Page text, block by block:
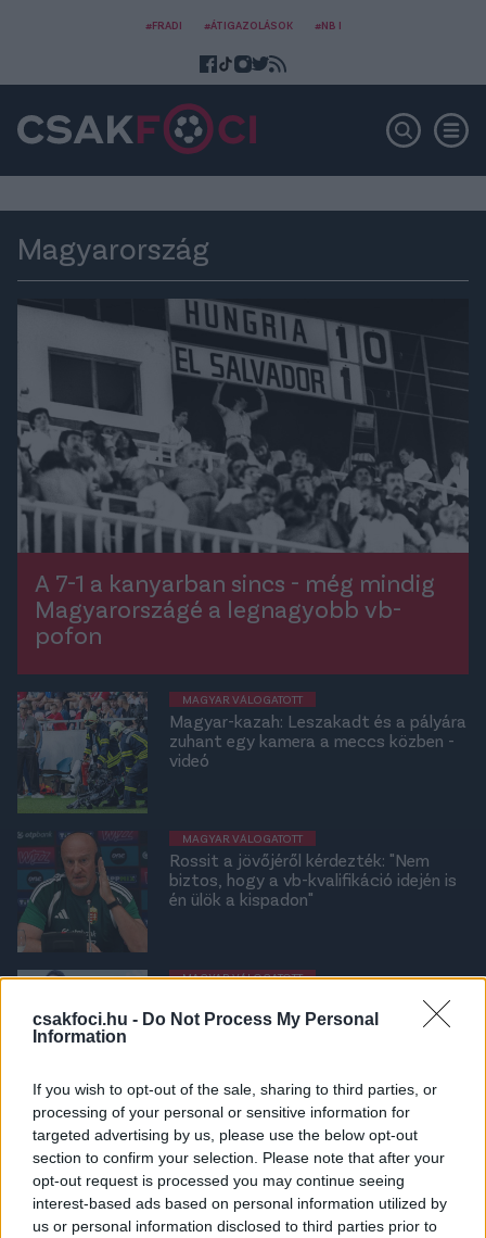
csakfoci.hu - Do Not Process My Personal
Information
If you wish to opt-out of the sale, sharing to third parties, or
processing of your personal or sensitive information for
targeted advertising by us, please use the below opt-out
section to confirm your selection. Please note that after your
opt-out request is processed you may continue seeing
interest-based ads based on personal information utilized by
us or personal information disclosed to third parties prior to
#FRADI #ÁTIGAZOLÁSOK #NB I
Magyarország
A 7-1 a kanyarban sincs - még mindig
Magyarországé a legnagyobb vb-
pofon
MAGYAR VÁLOGATOTT
Magyar-kazah: Leszakadt és a pályára
zuhant egy kamera a meccs közben -
videó
MAGYAR VÁLOGATOTT
Rossit a jövőjéről kérdezték: "Nem
biztos, hogy a vb-kvalifikáció idején is
én ülök a kispadon"
MAGYAR VÁLOGATOTT
Magyar válogatott: 125 forintért bárki
találkozhat Szoboszlaiékkal
MAGYAR VÁLOGATOTT
Rossi: Dibusz nem végleg került ki a
keretből, van még esélye visszatérni